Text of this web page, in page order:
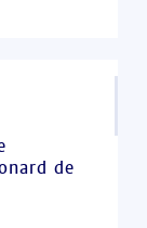
de